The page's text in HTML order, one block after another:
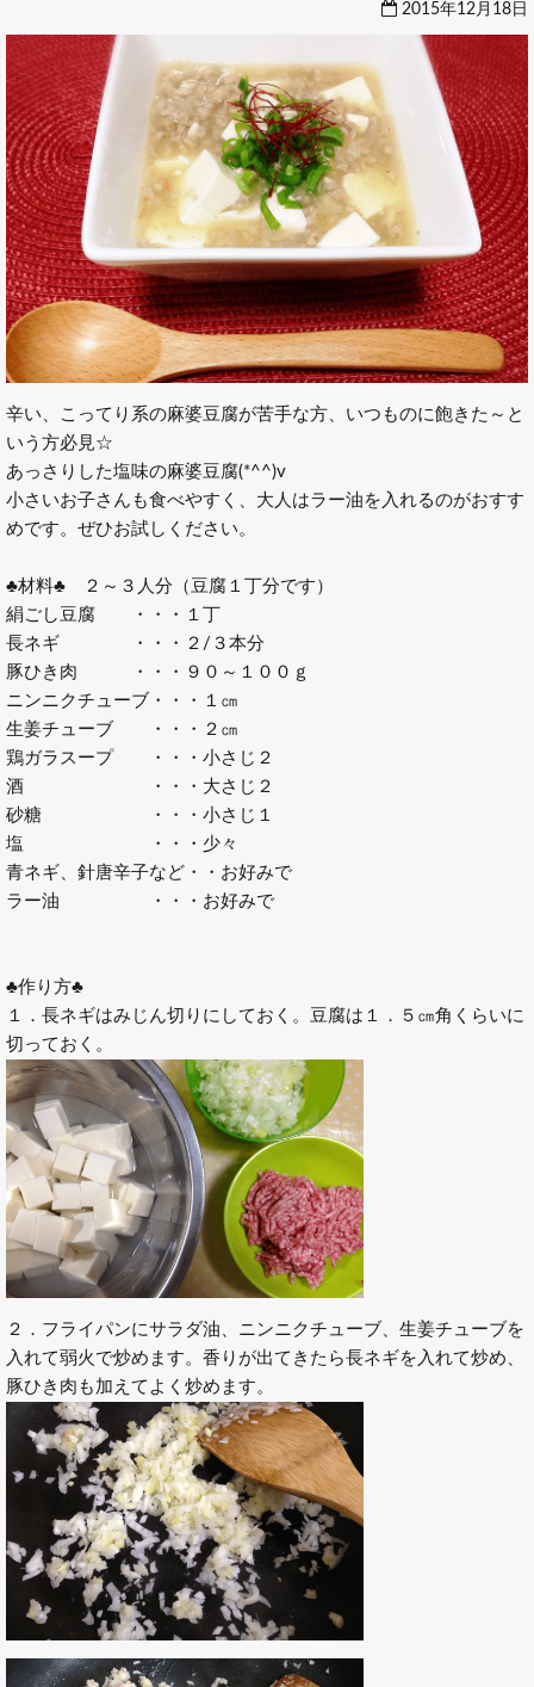
2015年12月18日
辛い、こってり系の麻婆豆腐が苦手な方、いつものに飽きた～と
いう方必見☆
あっさりした塩味の麻婆豆腐(*^^)v
小さいお子さんも食べやすく、大人はラー油を入れるのがおすす
めです。ぜひお試しください。
♣材料♣ ２～３人分（豆腐１丁分です）
絹ごし豆腐 ・・・１丁
長ネギ ・・・２/３本分
豚ひき肉 ・・・９０～１００ｇ
ニンニクチューブ・・・１㎝
生姜チューブ ・・・２㎝
鶏ガラスープ ・・・小さじ２
酒 ・・・大さじ２
砂糖 ・・・小さじ１
塩 ・・・少々
青ネギ、針唐辛子など・・お好みで
ラー油 ・・・お好みで
♣作り方♣
１．長ネギはみじん切りにしておく。豆腐は１．５㎝角くらいに
切っておく。
２．フライパンにサラダ油、ニンニクチューブ、生姜チューブを
入れて弱火で炒めます。香りが出てきたら長ネギを入れて炒め、
豚ひき肉も加えてよく炒めます。